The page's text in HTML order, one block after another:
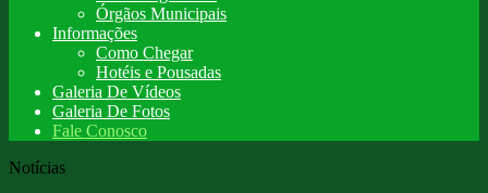
Órgãos Municipais
Informações
Como Chegar
Hotéis e Pousadas
Galeria De Vídeos
Galeria De Fotos
Fale Conosco
Notícias